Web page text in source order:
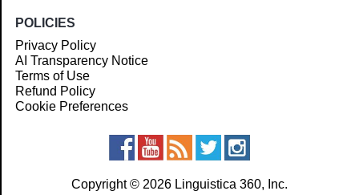
POLICIES
Privacy Policy
AI Transparency Notice
Terms of Use
Refund Policy
Cookie Preferences
Copyright © 2026 Linguistica 360, Inc.